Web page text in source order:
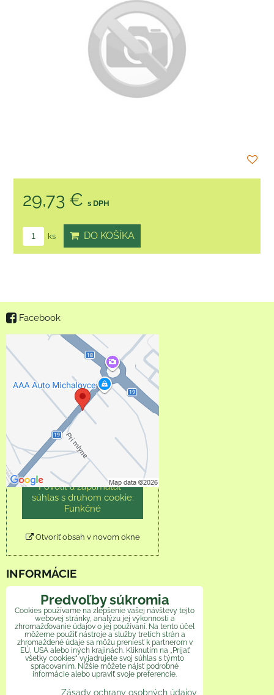
29,73 € s DPH
ks DO KOŠÍKA
Facebook
Externý obsah je
blokovaný Voľbami
súkromia
Prajete si načítať externý
obsah?
Povoliť tentokrát
Povoliť a zapamätať -
súhlas s druhom cookie:
Funkčné
Otvoriť obsah v novom okne
INFORMÁCIE
Obchodné podmienky
Reklamačný poriadok
Ochrana osobných údajov
Veľkoobchod
Predvoľby súkromia
Cookies používame na zlepšenie vašej návštevy tejto
webovej stránky, analýzu jej výkonnosti a
zhromažďovanie údajov o jej používaní. Na tento účel
môžeme použiť nástroje a služby tretích strán a
zhromaždené údaje sa môžu preniesť k partnerom v
EÚ, USA alebo iných krajinách. Kliknutím na „Prijať
všetky cookies“ vyjadrujete svoj súhlas s týmto
spracovaním. Nižšie môžete nájsť podrobné
informácie alebo upraviť svoje preferencie.
Zásady ochrany osobných údajov